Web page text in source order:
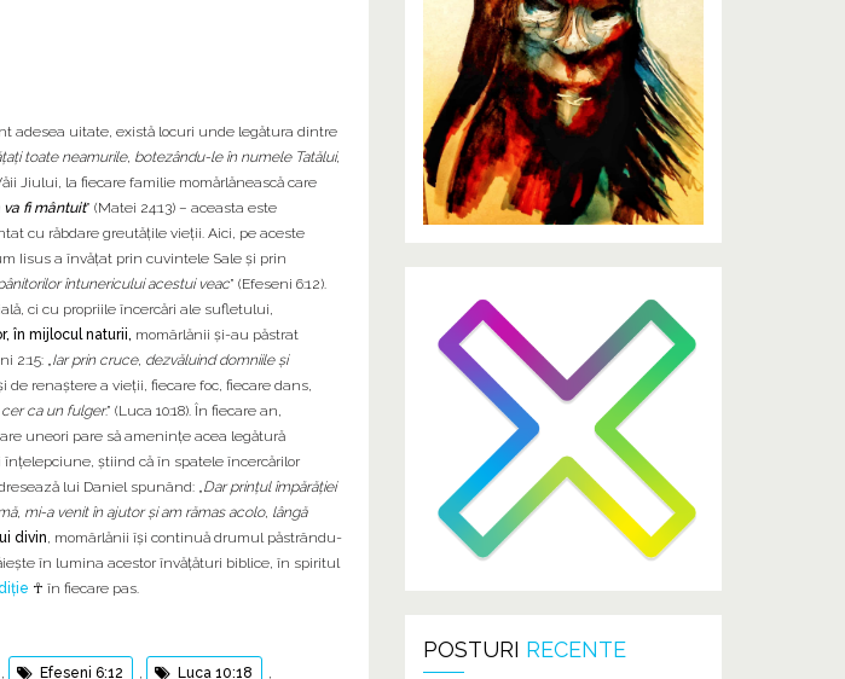
adesea uitate, există locuri unde legătura dintre
toate neamurile, botezându-le în numele Tatălui,
Jiului, la fiecare familie momărlănească care
va fi mântuit” (Matei 24:13) – aceasta este
cu răbdare greutățile vieții. Aici, pe aceste
Iisus a învățat prin cuvintele Sale și prin
întunericului acestui veac” (Efeseni 6:12).
ci cu propriile încercări ale sufletului,
în mijlocul naturii, momârlănii și-au păstrat
„ Iar prin cruce, dezvăluind domniile și
renaștere a vieții, fiecare foc, fiecare dans,
cer ca un fulger.” (Luca 10:18). În fiecare an,
uneori pare să amenințe acea legătură
știind că în spatele încercărilor
lui Daniel spunând: „ Dar prinţul împărăţiei
mi-a venit în ajutor şi am rămas acolo, lângă
divin , momârlănii își continuă drumul păstrându-
în lumina acestor învățături biblice, în spiritul
☥ în fiecare pas.
Efeseni 6:12 Luca 10:18
POSTURI RECENTE